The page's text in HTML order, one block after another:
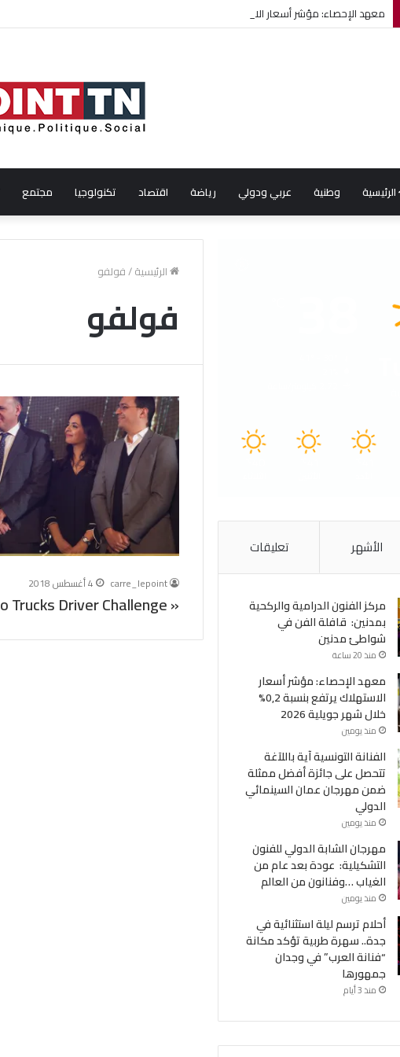
معهد الإحصاء: مؤشر أسعار الاستهلاك يرتفع بنسبة 0,2% خلال شهر جويلية 2026
الرئيسية وطنية عربي ودولي رياضة اقتصاد تكنولوجيا مجتمع
الرئيسية/فولفو
فولفو
carre_lepoint 4 أغسطس 2018
« Volvo Trucks Driver Challenge » مسابقة فولفو لسائقي الشاحنات
الأشهر تعليقات
مركز الفنون الدرامية والركحية
بمدنين: قافلة الفن في
شواطئ مدنين
منذ 20 ساعة
معهد الإحصاء: مؤشر أسعار
الاستهلاك يرتفع بنسبة 0,2%
خلال شهر جويلية 2026
منذ يومين
الفنانة التونسية آية باللآغة
تتحصل على جائزة أفضل ممثلة
ضمن مهرجان عمان السينمائي
الدولي
منذ يومين
مهرجان الشابة الدولي للفنون
التشكيلية: عودة بعد عام من
الغياب …وفنانون من العالم
منذ يومين
أحلام ترسم ليلة استثنائية في
جدة.. سهرة طربية تؤكد مكانة
“فنانة العرب” في وجدان
جمهورها
منذ 3 أيام